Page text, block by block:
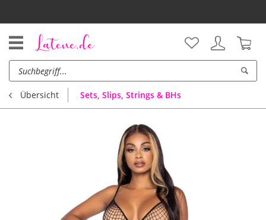
Übersicht Sets, Slips, Strings & BHs